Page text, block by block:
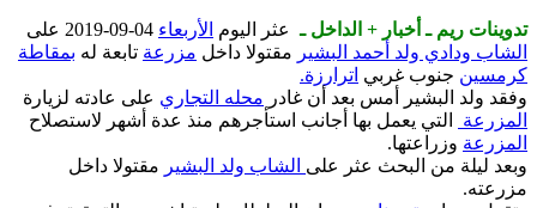
تدوينات ريم ـ أخبار + الداخل ـ عثر اليوم الأربعاء
الشاب ودادي ولد أحمد البشير مقتولا داخل مزرعة تابعة له بمقاطة
كرمسين جنوب غربي اترارزة.
وفقد ولد البشير أمس بعد أن غادر محله التجاري على عادته لزيارة
المزرعة
التي يعمل بها أجانب استأجرهم منذ عدة أشهر لاستصلاح
المزرعة وزراعتها.
وبعد ليلة من البحث عثر على الشاب ولد البشير مقتولا داخل
مزرعته.